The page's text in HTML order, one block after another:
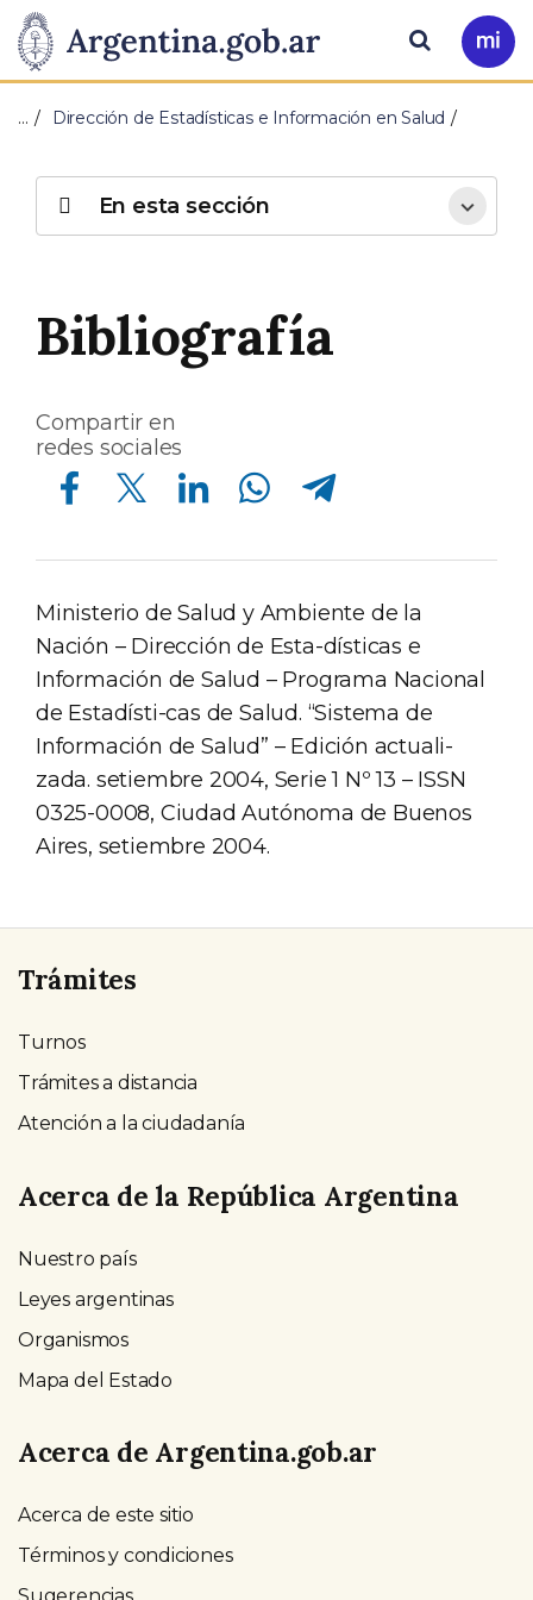
Presidencia
de
Nación
Pasar al contenido principal
Ir
a
Buscar
… Dirección de Estadísticas e Información en Salud
Bibliografía
Compartir en
redes sociales
Compartir en Facebook Compartir en Twitter Compartir en Linkedin Compartir en Whatsapp Compartir en Telegram
Ministerio de Salud y Ambiente de la
Nación – Dirección de Esta-dísticas e
Información de Salud – Programa Nacional
de Estadísti-cas de Salud. “Sistema de
Información de Salud” – Edición actuali-
zada. setiembre 2004, Serie 1 Nº 13 – ISSN
0325-0008, Ciudad Autónoma de Buenos
Aires, setiembre 2004.
En esta sección
Trámites
Turnos
Trámites a distancia
Atención a la ciudadanía
Acerca de la República Argentina
Nuestro país
Leyes argentinas
Organismos
Mapa del Estado
Acerca de Argentina.gob.ar
Acerca de este sitio
Términos y condiciones